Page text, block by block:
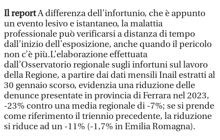
Il reportA differenza dell’infortunio, che è appunto
un evento lesivo e istantaneo, la malattia
professionale può verificarsi a distanza di tempo
dall’inizio dell’esposizione, anche quando il pericolo
non c’è più.L’elaborazione effettuata
dall’Osservatorio regionale sugli infortuni sul lavoro
della Regione, a partire dai dati mensili Inail estratti al
30 gennaio scorso, evidenzia una riduzione delle
denunce presentate in provincia di Ferrara nel 2023,
-23% contro una media regionale di -7%; se si prende
come riferimento il triennio precedente, la riduzione
si riduce ad un -11% (-1,7% in Emilia Romagna).